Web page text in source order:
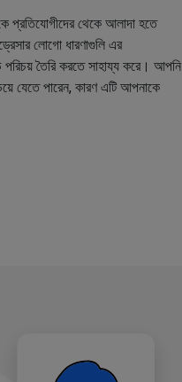
প্রতিযোগীদের থেকে আলাদা হতে
লোগো ধারণাগুলি এর
পরিচয় তৈরি করতে সাহায্য করে। আপনি
যেতে পারেন, কারণ এটি আপনাকে